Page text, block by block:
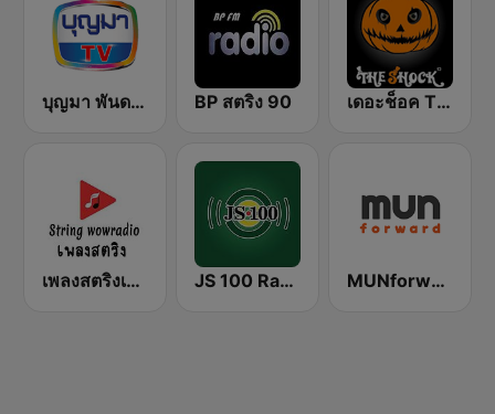
บุญมา พันดวง (Boonma FM) BP สตริง 90 เดอะช็อค The Shock 101
เพลงสตริงเก่า ว้าว เรดิโอ online JS 100 Radio MUNforward